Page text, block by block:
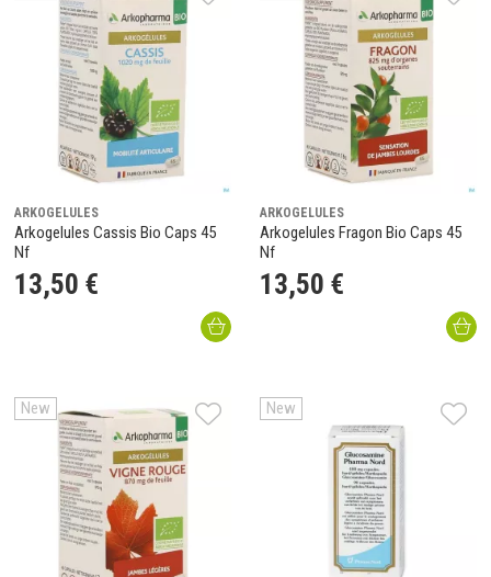
ARKOGELULES
Arkogelules Cassis Bio Caps 45
Nf
13,50 €
ARKOGELULES
Arkogelules Fragon Bio Caps 45
Nf
13,50 €
New New